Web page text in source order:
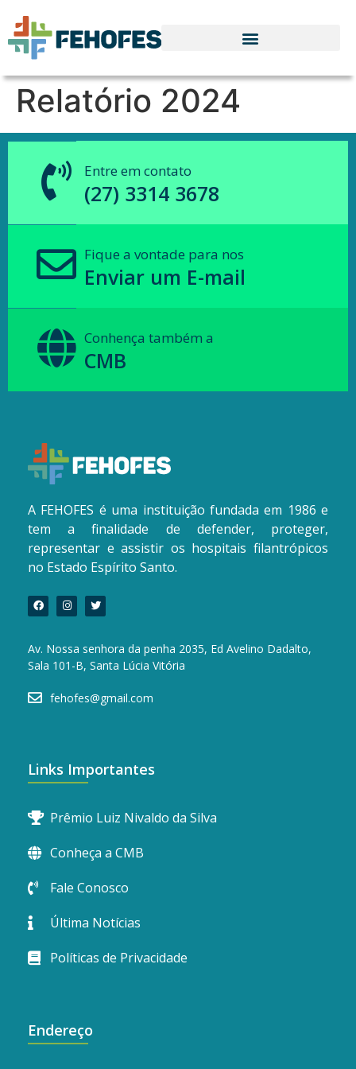
Relatório 2024
Entre em contato
(27) 3314 3678
Fique a vontade para nos
Enviar um E-mail
Conhença também a
CMB
A FEHOFES é uma instituição fundada em 1986 e
tem a finalidade de defender, proteger,
representar e assistir os hospitais filantrópicos
no Estado Espírito Santo.
Av. Nossa senhora da penha 2035, Ed Avelino Dadalto,
Sala 101-B, Santa Lúcia Vitória
fehofes@gmail.com
Links Importantes
Prêmio Luiz Nivaldo da Silva
Conheça a CMB
Fale Conosco
Última Notícias
Políticas de Privacidade
Endereço